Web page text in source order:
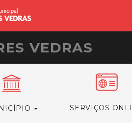
VEDRAS
SERVIÇOS